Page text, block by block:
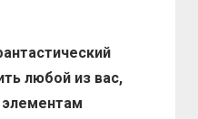
любой из вас,
элементам